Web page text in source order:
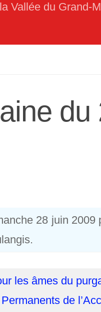
Vallée du Grand-
du
28 juin 2009
les âmes du
de